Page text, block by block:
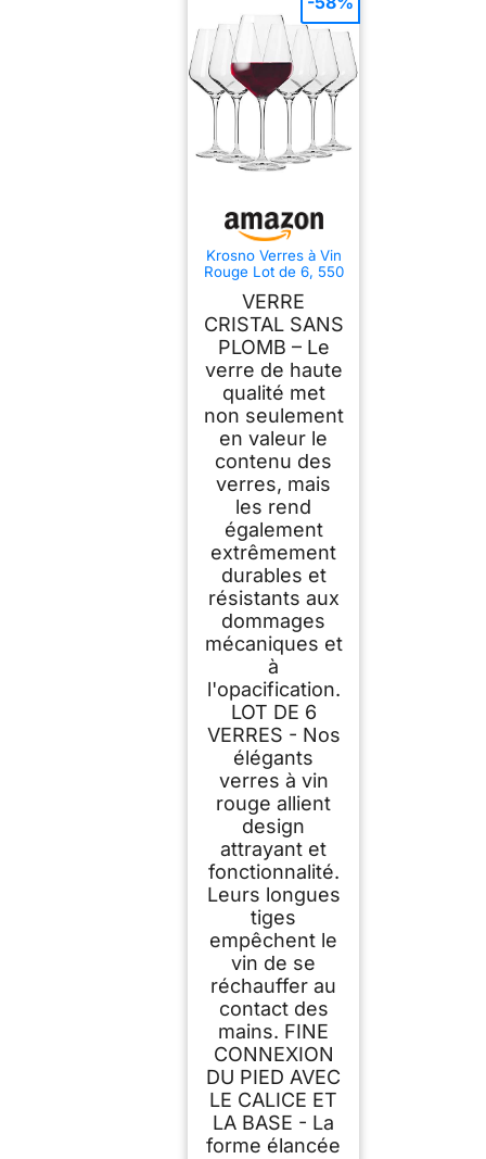
Krosno Verres à Vin
Rouge Lot de 6, 550
Collection Avant-
Garde
VERRE
CRISTAL SANS
PLOMB – Le
verre de haute
qualité met
non seulement
en valeur le
contenu des
verres, mais
les rend
également
extrêmement
durables et
résistants aux
dommages
mécaniques et
à
l'opacification.
LOT DE 6
VERRES - Nos
élégants
verres à vin
rouge allient
design
attrayant et
fonctionnalité.
Leurs longues
tiges
empêchent le
vin de se
réchauffer au
contact des
mains. FINE
CONNEXION
DU PIED AVEC
LE CALICE ET
LA BASE - La
forme élancée